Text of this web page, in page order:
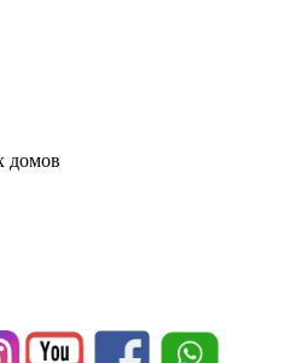
домов